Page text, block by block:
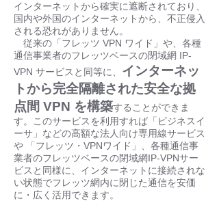
インターネットから確実に遮断されており、
国内や外国のインターネットから、不正侵入
される恐れがありません。
従来の「フレッツ VPN ワイド」や、各種
通信事業者のフレッツベースの閉域網 IP-
VPN サービスと同等に、 インターネッ
トから完全隔離された安全な拠
点間 VPN を構築することができま
す。このサービスを利用すれば「ビジネスイ
ーサ」などの高額な法人向け専用線サービス
や 「フレッツ・VPNワイド」、各種通信事
業者のフレッツベースの閉域網IP-VPNサー
ビスと同様に、インターネットに接続されな
い状態でフレッツ網内に閉じた通信を安価
に・広く活用できます。